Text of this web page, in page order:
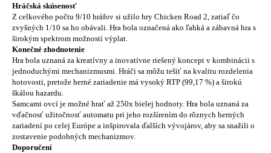
Hráčská skúsenosť
Z celkového počtu 9/10 hráfov si užilo hry Chicken Road 2, zatiaľ čo
zvyšných 1/10 sa ho obávali. Hra bola označená ako ľahká a zábavná hra s
širokým spektrom možností výplat.
Konečné zhodnotenie
Hra bola uznaná za kreatívny a inovatívne riešený koncept v kombinácii s
jednoduchými mechanizmusmi. Hráči sa môžu tešiť na kvalitu rozdelenia
hotovosti, pretože herné zariadenie má vysoký RTP (99,17 %) a širokú
škálou hazardu.
Samcami ovcí je možné hrať až 250x bielej hodnoty. Hra bola uznaná za
vďačnosť užitočnosť automatu pri jeho rozšírením do rôznych herných
zariadení po celej Európe a inšpirovala ďalších vývojárov, aby sa snažili o
zostavenie podobných mechanizmov.
Doporučení